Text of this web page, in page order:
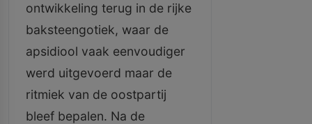
ontwikkeling terug in de rijke
baksteengotiek, waar de
apsidiool vaak eenvoudiger
werd uitgevoerd maar de
ritmiek van de oostpartij
bleef bepalen. Na de